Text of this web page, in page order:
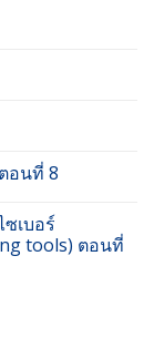
อนที่ 8
เบอร์
tools) ตอนที่